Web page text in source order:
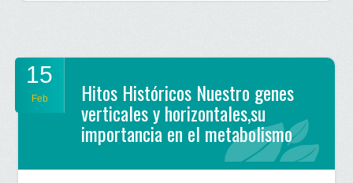
15
Feb Hitos Históricos Nuestro genes
verticales y horizontales,su
importancia en el metabolismo